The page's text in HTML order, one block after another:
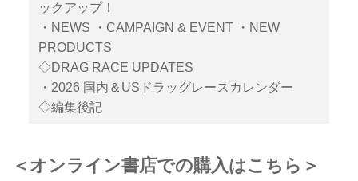
ックアップ！
・NEWS ・CAMPAIGN & EVENT ・NEW
PRODUCTS
◇DRAG RACE UPDATES
・2026 国内＆USドラッグレースカレンダー
◇編集後記
＜オンライン書店での購入はこちら＞